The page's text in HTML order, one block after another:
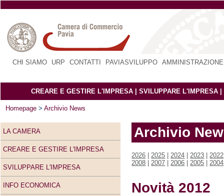
CHI SIAMO URP CONTATTI PAVIASVILUPPO
CREARE E GESTIRE L'IMPRESA SVILUPPARE L'IMPRESA
Homepage > Archivio News
LA CAMERA
CREARE E GESTIRE L'IMPRESA
SVILUPPARE L'IMPRESA
INFO ECONOMICA
Archivio
2026 |2025 |2024 |2023 |2022
2008 |2007 |2006 |2005 |2004
Novità 2012